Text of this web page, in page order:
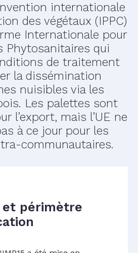
internationale
des végétaux (IPPC)
Internationale pour
Phytosanitaires qui
de traitement
la dissémination
nuisibles via les
Les palettes sont
l’export, mais l’UE ne
à ce jour pour les
communautaires.
périmètre